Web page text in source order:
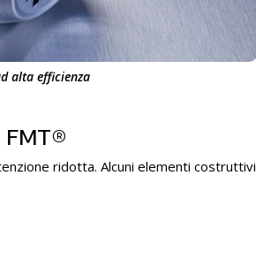
alta efficienza
FMT®
ridotta. Alcuni elementi costruttivi